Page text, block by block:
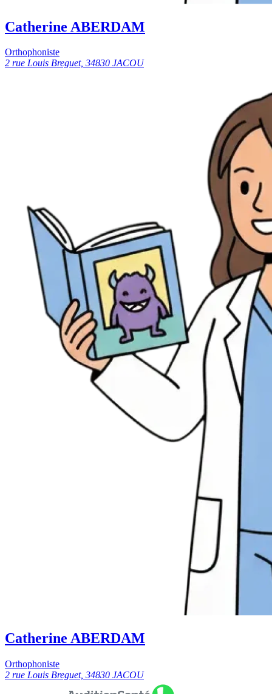
Catherine ABERDAM
Orthophoniste
2 rue Louis Breguet, 34830 JACOU
Catherine ABERDAM
Orthophoniste
2 rue Louis Breguet, 34830 JACOU